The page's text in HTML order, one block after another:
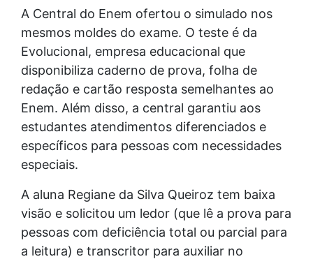
A Central do Enem ofertou o simulado nos
mesmos moldes do exame. O teste é da
Evolucional, empresa educacional que
disponibiliza caderno de prova, folha de
redação e cartão resposta semelhantes ao
Enem. Além disso, a central garantiu aos
estudantes atendimentos diferenciados e
específicos para pessoas com necessidades
especiais.
A aluna Regiane da Silva Queiroz tem baixa
visão e solicitou um ledor (que lê a prova para
pessoas com deficiência total ou parcial para
a leitura) e transcritor para auxiliar no